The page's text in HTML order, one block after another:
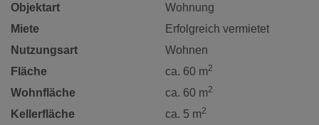
Objektart
Wohnung
Miete
Erfolgreich vermietet
Nutzungsart
Wohnen
Fläche
ca. 60 m2
Wohnfläche ca. 60 m2
Kellerfläche ca. 5 m2